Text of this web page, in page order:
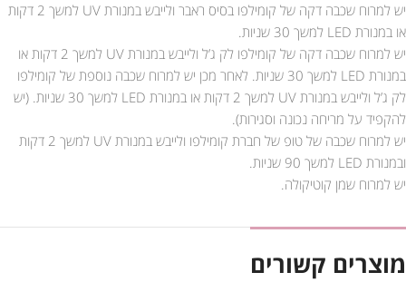
יש למרוח שכבה דקה של קומילפו בסיס ראבר ולייבש במנורת UV למשך 2 דקות
או במנורת LED למשך 30 שניות.
יש למרוח שכבה דקה של קומילפו לק ג’ל ולייבש במנורת UV למשך 2 דקות או
במנורת LED למשך 30 שניות. לאחר מכן יש למרוח שכבה נוספת של קומילפו
לק ג’ל ולייבש במנורת UV למשך 2 דקות או במנורת LED למשך 30 שניות. (יש
להקפיד על מריחה נכונה וסגירות).
יש למרוח שכבה של טופ של חברת קומילפו ולייבש במנורת UV למשך 2 דקות
ובמנורת LED למשך 90 שניות.
יש למרוח שמן קוטיקולה.
מוצרים קשורים